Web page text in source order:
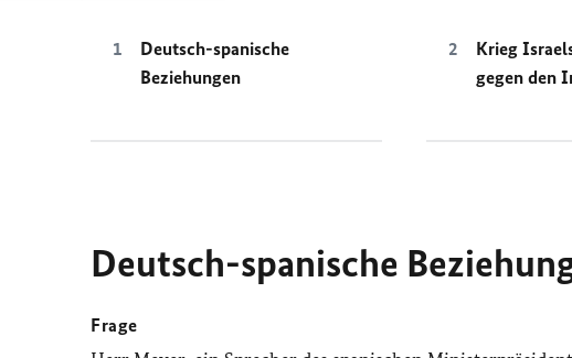
Deutsch-spanische
Beziehungen
Krieg
gegen den
Deutsch-spanische
Frage